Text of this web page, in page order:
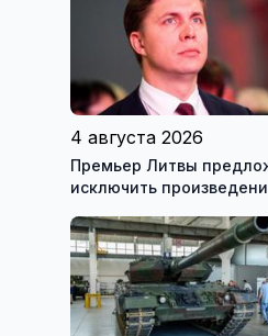
4 августа 2026
Премьер Литвы
исключить
рекомендуемой